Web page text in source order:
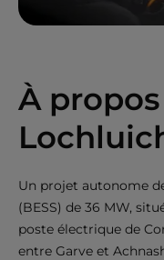
À
Un projet autonome
(BESS) de 36 MW,
poste électrique de
entre Garve et